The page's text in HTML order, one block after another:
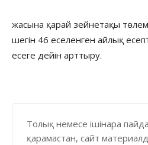
жасына қарай зейнетақы
шегін 46 еселенген айлық
есеге дейін арттыру.
Толық немесе ішінара
қарамастан, сайт